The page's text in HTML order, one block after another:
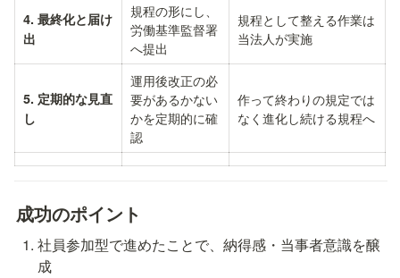
4. 最終化と届け
出
規程の形にし、
労働基準監督署
へ提出
規程として整える作業は
当法人が実施
5. 定期的な見直
し
運用後改正の必
要があるかない
かを定期的に確
認
作って終わりの規定では
なく進化し続ける規程へ
成功のポイント
社員参加型で進めたことで、納得感・当事者意識を醸
成